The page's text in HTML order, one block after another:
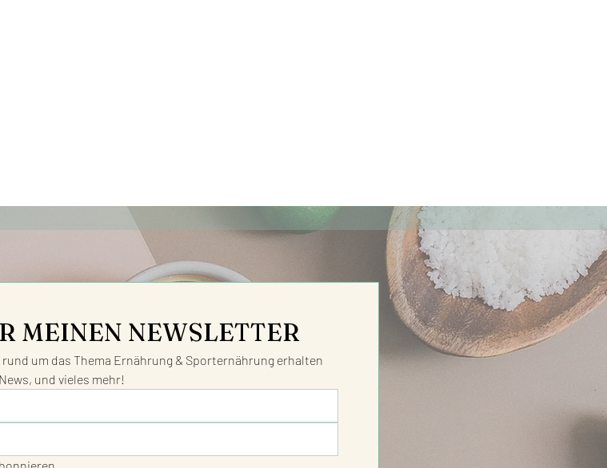
MEINEN NEWSLETTER
um das Thema Ernährung & Sporternährung erhalten
und vieles mehr!